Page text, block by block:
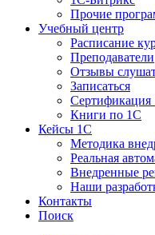
Прочие
Учебный центр
Расписание
Преподаватели
Отзывы
Записаться
Книги по 1С
Кейсы 1С
Методика
Реальная
Внедренные
Наши
Контакты
Поиск